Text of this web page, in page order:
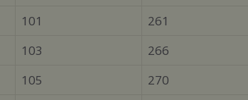
101
261
103
266
105
270